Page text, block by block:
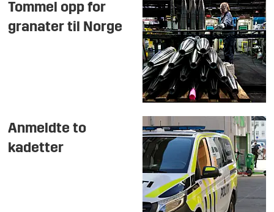
Tommel opp for
granater til Norge
Anmeldte to
kadetter